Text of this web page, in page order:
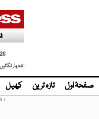
اشتہار
صفحۂ اول تازہ ترین کھیل